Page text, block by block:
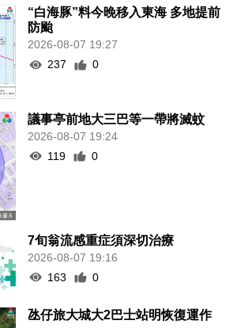
“白海豚”料今晚移入東海 多地提前
防颱
2026-08-07 19:27
237
0
議事亭前地大三巴等一帶將滅蚊
2026-08-07 19:24
119
0
7旬翁流感重症須深切治療
2026-08-07 19:16
163
0
氹仔旅大城大2巴士站明恢復運作